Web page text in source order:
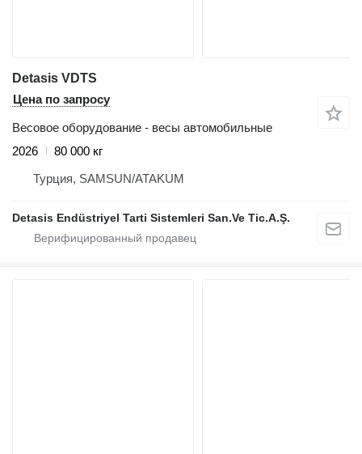
Detasis VDTS
Цена по запросу
Весовое оборудование - весы автомобильные
2026
80 000 кг
Турция, SAMSUN/ATAKUM
Detasis Endüstriyel Tarti Sistemleri San.Ve Tic.A.Ş.